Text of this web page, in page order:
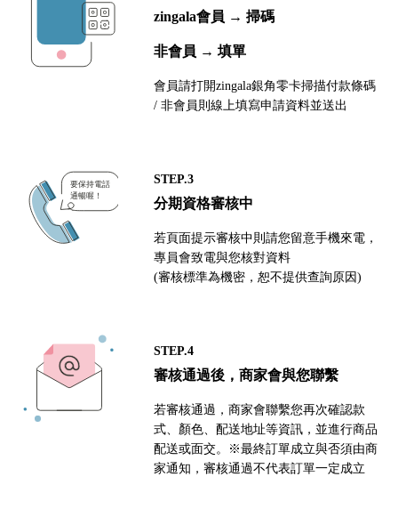
zingala會員 → 掃碼
非會員 → 填單
會員請打開zingala銀角零卡掃描付款條碼
/ 非會員則線上填寫申請資料並送出
STEP.3
分期資格審核中
若頁面提示審核中則請您留意手機來電，
專員會致電與您核對資料
(審核標準為機密，恕不提供查詢原因)
STEP.4
審核通過後，商家會與您聯繫
若審核通過，商家會聯繫您再次確認款
式、顏色、配送地址等資訊，並進行商品
配送或面交。※最終訂單成立與否須由商
家通知，審核通過不代表訂單一定成立